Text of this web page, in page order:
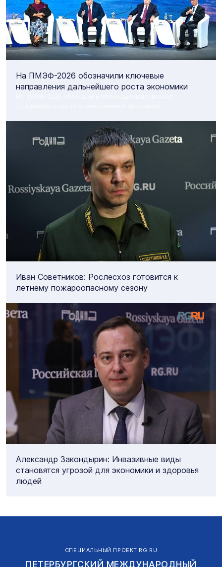
На ПМЭФ-2026 обозначили ключевые
направления дальнейшего роста экономики
Иван Советников: Рослесхоз готовится к
летнему пожароопасному сезону
Александр Закондырин: Инвазивные виды
становятся угрозой для экономики и здоровья
людей
СПЕЦИАЛЬНЫЙ ПРОЕКТ RG.RU
ПЕТЕРБУРГСКИЙ МЕЖДУНАРОДНЫЙ